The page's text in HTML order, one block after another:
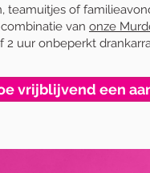
teamuitjes of
van onze
2 uur onbeperkt
vrijblijvend een